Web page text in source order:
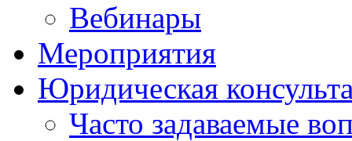
Вебинары
Мероприятия
Юридическая
Часто задаваемые